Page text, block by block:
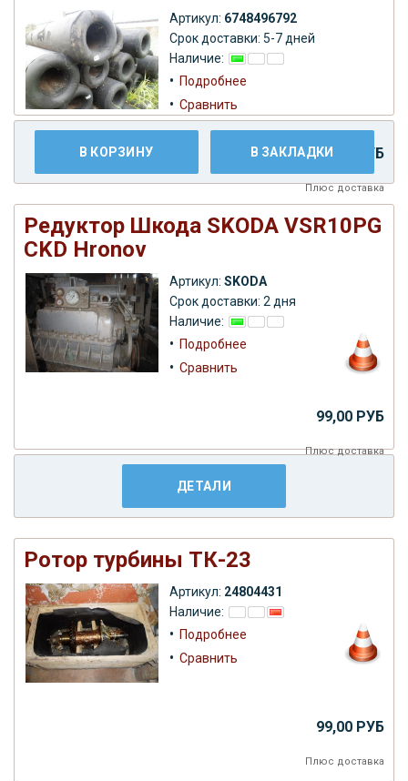
Артикул: 6748496792
Срок доставки: 5-7 дней
Наличие:
• Подробнее
• Сравнить
19.999,00 РУБ
Плюсдоставка
В КОРЗИНУ В ЗАКЛАДКИ
Редуктор Шкода SKODA VSR10PG
СKD Hronov
Артикул: SKODA
Срок доставки: 2 дня
Наличие:
• Подробнее
• Сравнить
99,00 РУБ
Плюсдоставка
ДЕТАЛИ
Ротор турбины ТК-23
Артикул: 24804431
Наличие:
• Подробнее
• Сравнить
99,00 РУБ
Плюс доставка